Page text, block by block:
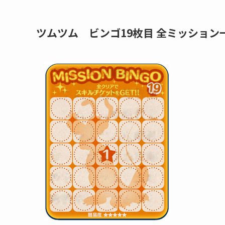
ツムツム ビンゴ19枚目 全ミッション